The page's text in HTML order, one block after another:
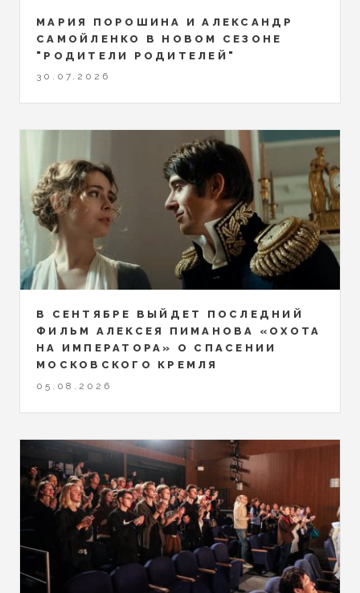
МАРИЯ ПОРОШИНА И АЛЕКСАНДР
САМОЙЛЕНКО В НОВОМ СЕЗОНЕ
"РОДИТЕЛИ РОДИТЕЛЕЙ"
30.07.2026
В СЕНТЯБРЕ ВЫЙДЕТ ПОСЛЕДНИЙ
ФИЛЬМ АЛЕКСЕЯ ПИМАНОВА «ОХОТА
НА ИМПЕРАТОРА» О СПАСЕНИИ
МОСКОВСКОГО КРЕМЛЯ
05.08.2026